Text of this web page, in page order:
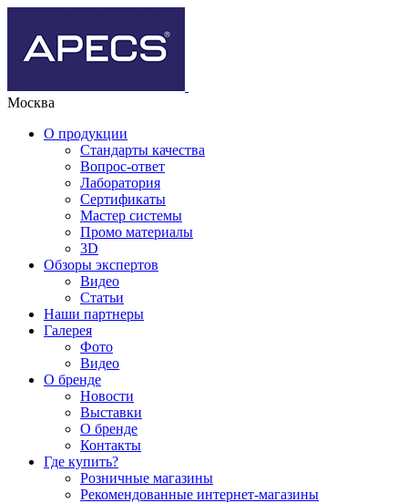
Москва
О продукции
Стандарты качества
Вопрос-ответ
Лаборатория
Сертификаты
Мастер системы
Промо материалы
3D
Обзоры экспертов
Видео
Статьи
Наши партнеры
Галерея
Фото
Видео
О бренде
Новости
Выставки
О бренде
Контакты
Где купить?
Розничные магазины
Рекомендованные интернет-магазины